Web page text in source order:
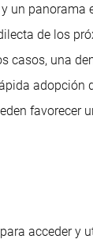
un panorama
de los
casos, una
adopción
favorecer
acceder y